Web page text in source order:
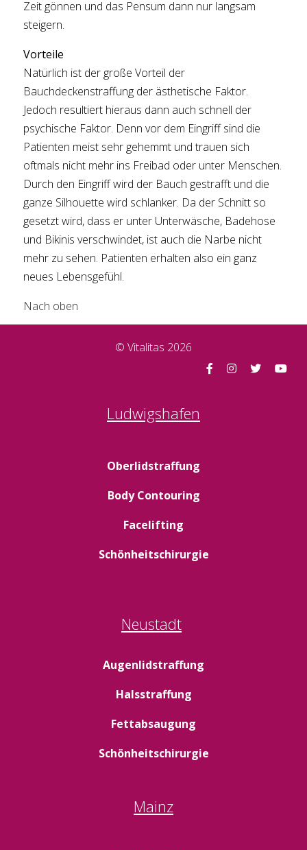
Zeit gönnen und das Pensum dann nur langsam
steigern.
Vorteile
Natürlich ist der große Vorteil der
Bauchdeckenstraffung der ästhetische Faktor.
Jedoch resultiert hieraus dann auch schnell der
psychische Faktor. Denn vor dem Eingriff sind die
Patienten meist sehr gehemmt und trauen sich
oftmals nicht mehr ins Freibad oder unter Menschen.
Durch den Eingriff wird der Bauch gestrafft und die
ganze Silhouette wird schlanker. Da der Schnitt so
gesetzt wird, dass er unter Unterwäsche, Badehose
und Bikinis verschwindet, ist auch die Narbe nicht
mehr zu sehen. Patienten erhalten also ein ganz
neues Lebensgefühl.
Nach oben
© Vitalitas 2026
Ludwigshafen
Oberlidstraffung
Body Contouring
Facelifting
Schönheitschirurgie
Neustadt
Augenlidstraffung
Halsstraffung
Fettabsaugung
Schönheitschirurgie
Mainz